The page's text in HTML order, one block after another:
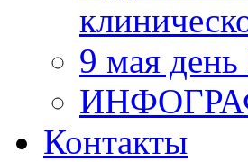
9 мая
Контакты